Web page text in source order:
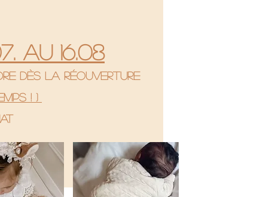
au 16.08
dès la réouverture
! )